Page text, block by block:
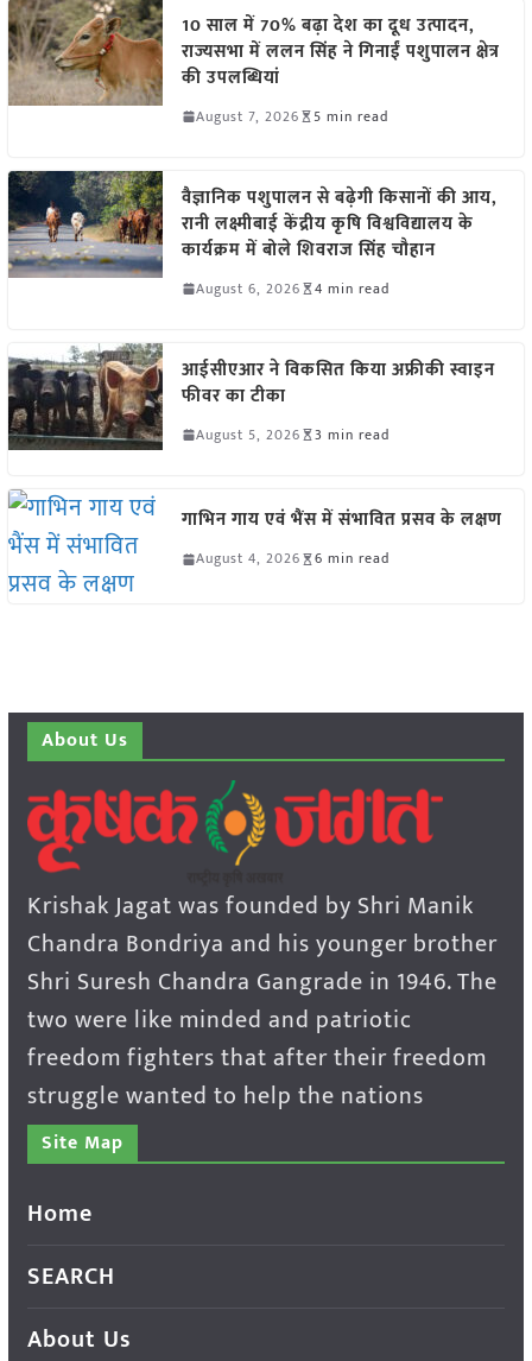
10 साल में 70% बढ़ा देश का दूध उत्पादन,
राज्यसभा में ललन सिंह ने गिनाईं पशुपालन क्षेत्र
की उपलब्धियां
August 7, 2026 5 min read
वैज्ञानिक पशुपालन से बढ़ेगी किसानों की आय,
रानी लक्ष्मीबाई केंद्रीय कृषि विश्वविद्यालय के
कार्यक्रम में बोले शिवराज सिंह चौहान
August 6, 2026 4 min read
आईसीएआर ने विकसित किया अफ्रीकी स्वाइन
फीवर का टीका
August 5, 2026 3 min read
गाभिन गाय एवं भैंस में संभावित प्रसव के लक्षण
August 4, 2026 6 min read
About Us
Krishak Jagat was founded by Shri Manik
Chandra Bondriya and his younger brother
Shri Suresh Chandra Gangrade in 1946. The
two were like minded and patriotic
freedom fighters that after their freedom
struggle wanted to help the nations
Site Map
Home
SEARCH
About Us